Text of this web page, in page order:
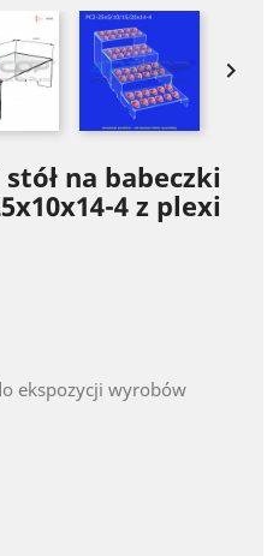

na babeczki
4 z plexi
ekspozycji wyrobów